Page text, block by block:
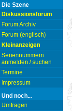
Die Szene
Diskussionsforum
Forum Archiv
Forum (englisch)
Kleinanzeigen
Seriennummern
anmelden / suchen
Termine
Impressum
Und noch...
Umfragen